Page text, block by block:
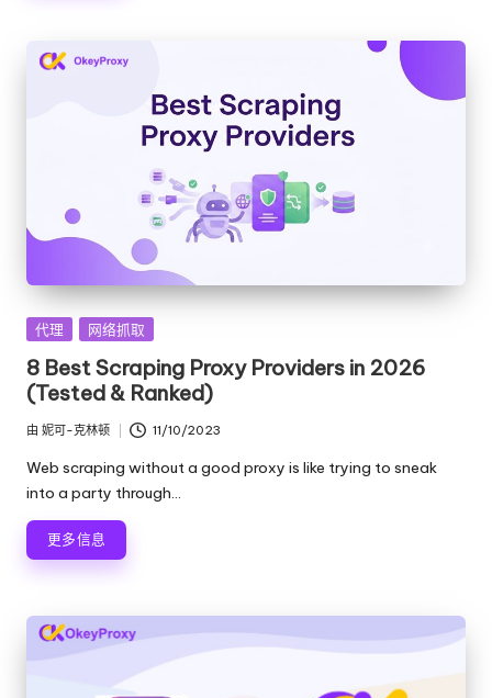
发
在
代理 网络抓取
8 Best Scraping Proxy Providers in 2026
(Tested & Ranked)
发
布
者
由 妮可-克林顿 11/10/2023
Web scraping without a good proxy is like trying to sneak
into a party through…
更多信息